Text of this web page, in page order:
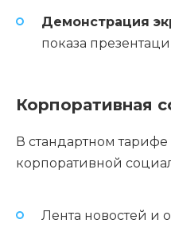
Демонстрация
показа
Корпоративная
В стандартном
корпоративной
Лента новостей и